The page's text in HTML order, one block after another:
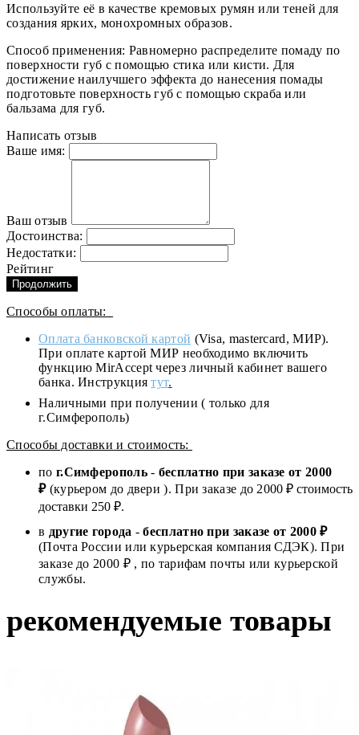
Используйте её в качестве кремовых румян или теней для
создания ярких, монохромных образов.
Способ применения: Равномерно распределите помаду по
поверхности губ с помощью стика или кисти. Для
достижение наилучшего эффекта до нанесения помады
подготовьте поверхность губ с помощью скраба или
бальзама для губ.
Написать отзыв
Ваше имя:
Ваш отзыв
Достоинства:
Недостатки:
Рейтинг
Продолжить
Способы оплаты:
Оплата банковской картой (Visa, mastercard, МИР).
При оплате картой МИР необходимо включить
функцию MirAccept через личный кабинет вашего
банка. Инструкциятут.
Наличными при получении ( только для
г.Симферополь)
Способы доставки и стоимость:
по г.Симферополь- бесплатно при заказе от 2000
₽(курьером до двери ). При заказе до 2000 ₽ стоимость
доставки 250 ₽.
в другие города -бесплатно при заказе от 2000 ₽
(Почта России или курьерская компания СДЭК). При
заказе до 2000 ₽ , по тарифам почты или курьерской
службы.
рекомендуемые товары